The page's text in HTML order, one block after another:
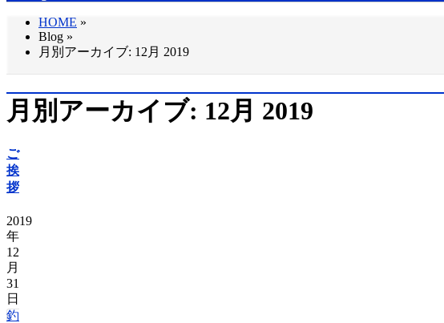
HOME »
Blog »
月別アーカイブ: 12月 2019
月別アーカイブ: 12月 2019
ご
挨
拶
2019
年
12
月
31
日
釣